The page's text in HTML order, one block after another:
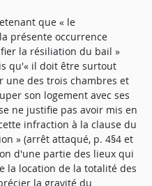
que « le
présente occurrence
la résiliation du bail »
qu'« il doit être surtout
une des trois chambres et
son logement avec ses
ne justifie pas avoir mis en
infraction à la clause du
» (arrêt attaqué, p. 4§4 et
d'une partie des lieux qui
la location de la totalité des
la gravité du